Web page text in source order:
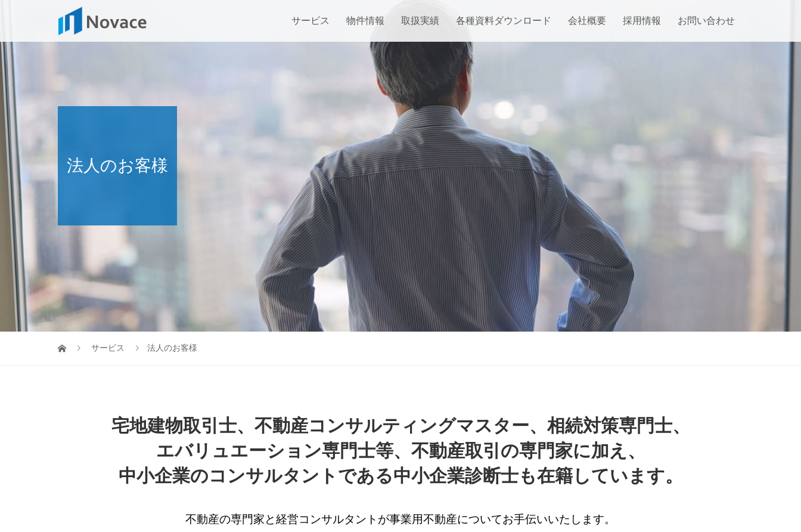
サービス 物件情報 取扱実績 各種資料ダウンロード 会社概要 採用情報 お問い合わせ
法人のお客様
サービス 法人のお客様
宅地建物取引士、不動産コンサルティングマスター、相続対策専門士、
エバリュエーション専門士等、不動産取引の専門家に加え、
中小企業のコンサルタントである中小企業診断士も在籍しています。
不動産の専門家と経営コンサルタントが事業用不動産についてお手伝いいたします。